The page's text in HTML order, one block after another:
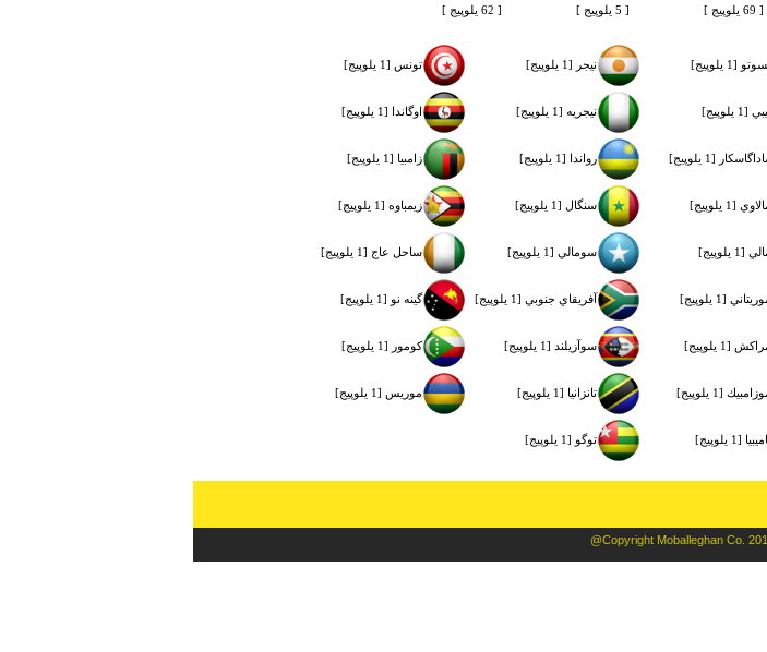
[ 69 یلوپیج ]
[ 5 یلوپیج ]
[ 62 یلوپیج ]
[1 یلوپیج] نيجر [1 یلوپیج] تونس [1 یلوپیج]
[1 یلوپیج] نيجريه [1 یلوپیج] اوگاندا [1 یلوپیج]
[1 یلوپیج] رواندا [1 یلوپیج] زامبيا [1 یلوپیج]
[1 یلوپیج] سنگال [1 یلوپیج] زيمباوه [1 یلوپیج]
[1 یلوپیج] سومالي [1 یلوپیج] ساحل عاج [1 یلوپیج]
[1 یلوپیج] آفريقاي جنوبي [1 یلوپیج] گينه نو [1 یلوپیج]
[1 یلوپیج] سوآزيلند [1 یلوپیج] كومور [1 یلوپیج]
[1 یلوپیج] تانزانيا [1 یلوپیج] موريس [1 یلوپیج]
[1 یلوپیج] توگو [1 یلوپیج]
@Copyright Moballeghan Co.